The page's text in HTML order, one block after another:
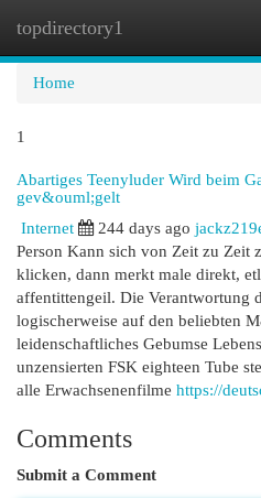
topdirectory1
Home
1
Abartiges Teenyluder Wird beim
gev&ouml;gelt
Internet
244 days ago
Person Kann sich von Zeit zu Zeit
klicken, dann merkt male direkt,
affentittengeil. Die Verantwortung
logischerweise auf den beliebten
leidenschaftliches Gebumse
unzensierten FSK eighteen Tube
alle Erwachsenenfilme https://
Comments
Submit a Comment